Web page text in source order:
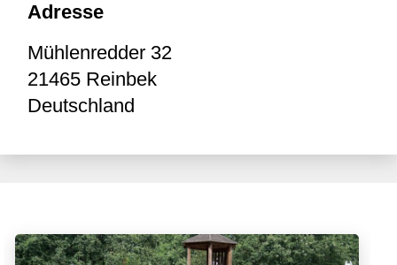
Adresse
Mühlenredder 32
21465 Reinbek
Deutschland